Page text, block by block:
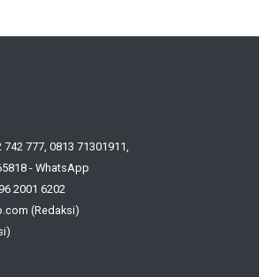
742 777, 0813 71301911,
- WhatsApp
2001 6202
(Redaksi)